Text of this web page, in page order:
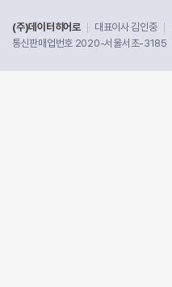
(주)데이터히어로 대표이사 김인중
통신판매업번호 2020-서울서초-3185